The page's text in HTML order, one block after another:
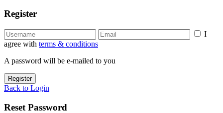
Register
I
agree with terms & conditions
A password will be e-mailed to you
Register
Back to Login
Reset Password